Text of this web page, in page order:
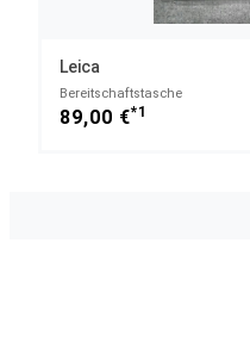
Leica
Bereitschaftstasche
89,00 €*1